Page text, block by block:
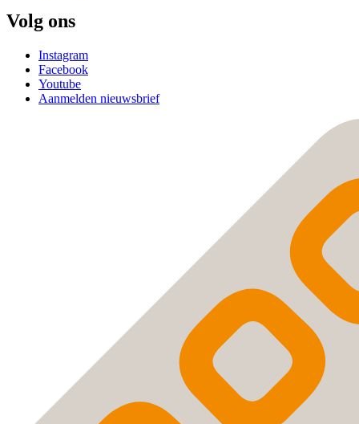
Volg ons
Instagram
Facebook
Youtube
Aanmelden nieuwsbrief